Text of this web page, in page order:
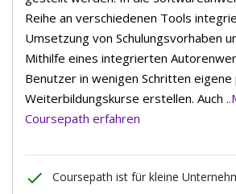
Reihe an verschiedenen Tools
Umsetzung von Schulungsvorhaben
Mithilfe eines integrierten
Benutzer in wenigen Schritten
Weiterbildungskurse erstellen. Auch
Coursepath erfahren
done Coursepath ist für kleine